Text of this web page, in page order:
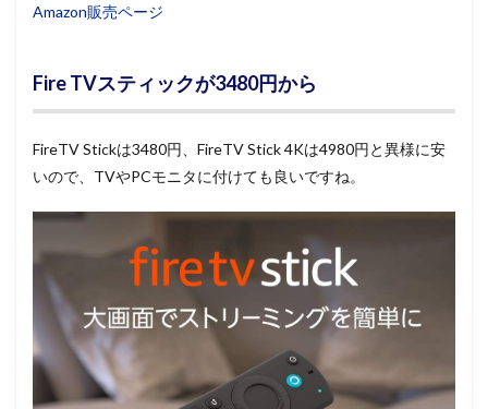
Amazon販売ページ
Fire TVスティックが3480円から
FireTV Stickは3480円、FireTV Stick 4Kは4980円と異様に安
いので、TVやPCモニタに付けても良いですね。